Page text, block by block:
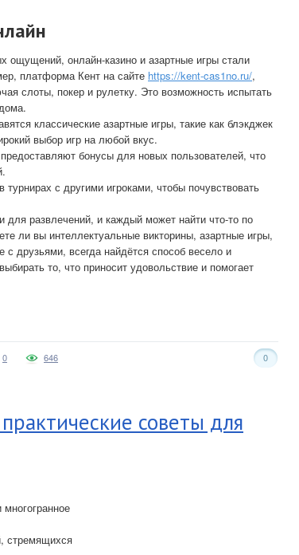
ощущений, онлайн-казино и азартные игры стали
платформа Кент на сайте https://kent-cas1no.ru/,
слоты, покер и рулетку. Это возможность испытать
классические азартные игры, такие как блэкджек
выбор игр на любой вкус.
бонусы для новых пользователей, что
турнирах с другими игроками, чтобы почувствовать
для развлечений, и каждый может найти что-то по
ли вы интеллектуальные викторины, азартные игры,
друзьями, всегда найдётся способ весело и
то, что приносит удовольствие и помогает
0 0
646
советы для
стремящихся